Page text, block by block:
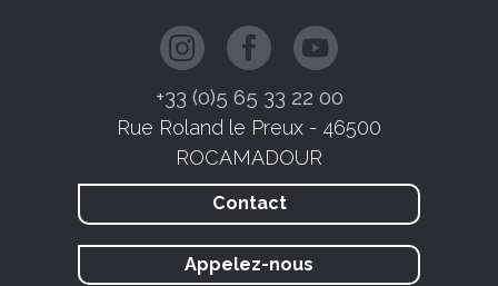
+33 (0)5 65 33 22 00
Rue Roland le Preux - 46500
ROCAMADOUR
Contact
Appelez-nous